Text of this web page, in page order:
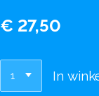
€ 27,50
In